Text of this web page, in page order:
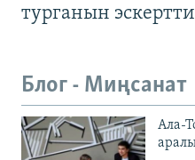
турганын эскертти
Блог - Миңсанат
Ала-